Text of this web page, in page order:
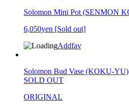
Solomon Mini Pot (SENMON
6,050yen [Sold out]
Addfav
Solomon Bud Vase (KOKU-YU)
SOLD OUT
ORIGINAL